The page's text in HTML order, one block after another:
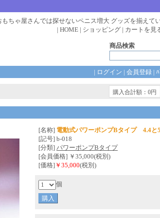
もちゃ屋さんでは探せないペニス増大 グッズを揃えてい
| HOME | ショッピング | カートを見
商品検索
| ログイン | 会員登録 |
購入合計額：0円
[名称] 電動式パワーポンプBタイプ 4.4と
[記号] b-018
[分類] パワーポンプBタイプ
[会員価格] ￥35,000(税別)
[価格] ￥35,000(税別)
個